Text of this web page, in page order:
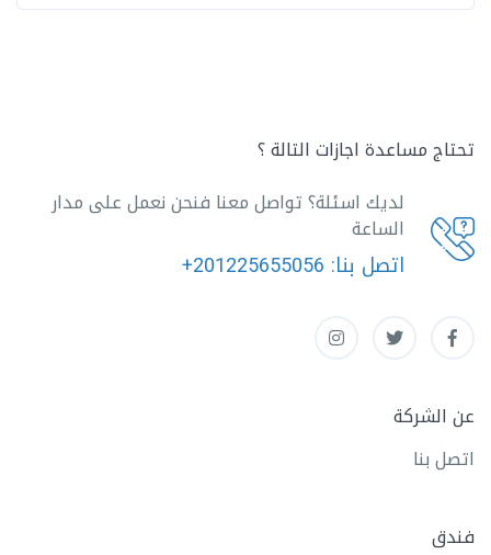
تحتاج مساعدة اجازات التالة ؟
لديك اسئلة؟ تواصل معنا فنحن نعمل على مدار
الساعة
اتصل بنا: +201225655056
عن الشركة
اتصل بنا
فندق